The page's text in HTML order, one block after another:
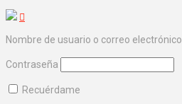
Nombre de usuario o correo electrónico
Contraseña
Recuérdame